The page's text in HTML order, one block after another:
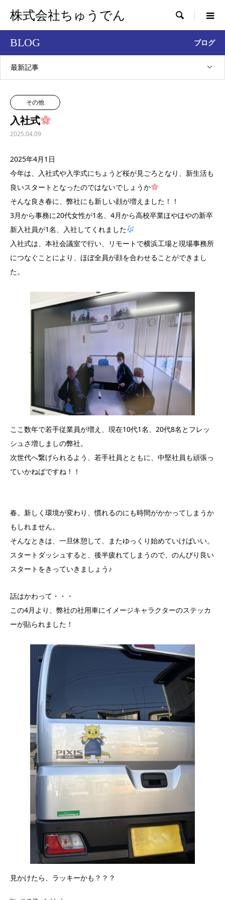
株式会社ちゅうでん 
BLOG ブログ
最新記事
その他
入社式
2025.04.09
2025年4月1日
今年は、入社式や入学式にちょうど桜が見ごろとなり、新生活も
良いスタートとなったのではないでしょうか
そんな良き春に、弊社にも新しい顔が増えました！！
3月から事務に20代女性が1名、4月から高校卒業ほやほやの新卒
新入社員が1名、入社してくれました
入社式は、本社会議室で行い、リモートで横浜工場と現場事務所
につなぐことにより、ほぼ全員が顔を合わせることができまし
た。
ここ数年で若手従業員が増え、現在10代1名、20代8名とフレッ
シュさ増しましの弊社。
次世代へ繋げられるよう、若手社員とともに、中堅社員も頑張っ
ていかねばですね！！
春。新しく環境が変わり、慣れるのにも時間がかかってしまうか
もしれません。
そんなときは、一旦休憩して、またゆっくり始めていけばいい。
スタートダッシュすると、後半疲れてしまうので、のんびり良い
スタートをきっていきましょう♪
話はかわって・・・
この4月より、弊社の社用車にイメージキャラクターのステッカ
ーが貼られました！
見かけたら、ラッキーかも？？？